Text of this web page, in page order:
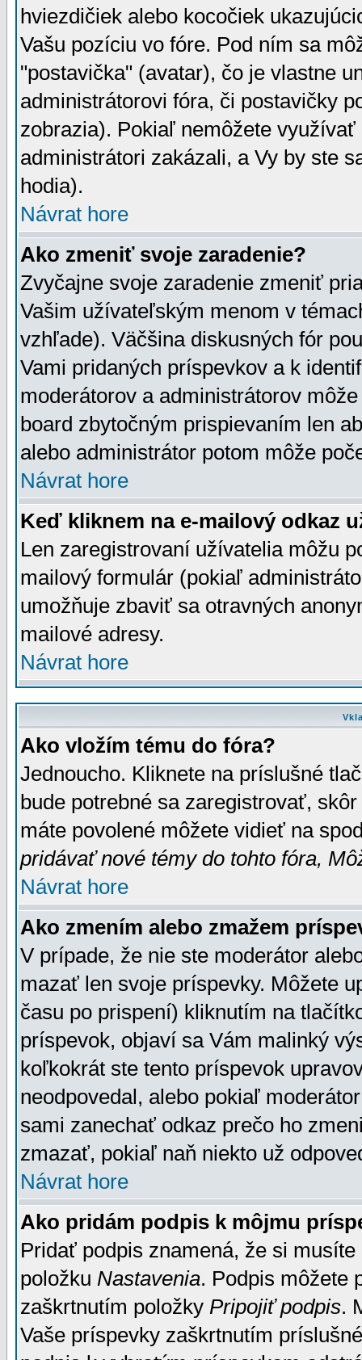
hviezdičiek alebo kocočiek
Vašu pozíciu vo fóre. Pod ním sa
"postavička" (avatar), čo je vlastne
administrátorovi fóra, či postavičky
zobrazia). Pokiaľ nemôžete
administrátori zakázali, a Vy by ste
hodia).
Návrat hore
Ako zmeniť svoje zaradenie?
Zvyčajne svoje zaradenie zmeniť
Vašim užívateľským menom v
vzhľade). Väčšina diskusných fór
Vami pridaných príspevkov a k
moderátorov a administrátorov
board zbytočným prispievaním len
alebo administrátor potom môže
Návrat hore
Keď kliknem na e-mailový odkaz
Len zaregistrovaní užívatelia môžu
mailový formulár (pokiaľ
umožňuje zbaviť sa otravných
mailové adresy.
Návrat hore
Ako vložím tému do fóra?
Jednoucho. Kliknete na príslušné
bude potrebné sa zaregistrovať,
máte povolené môžete vidieť na
pridávať nové témy do tohto fóra,
Návrat hore
Ako zmením alebo zmažem
V prípade, že nie ste moderátor
mazať len svoje príspevky. Môžete
času po prispení) kliknutím na
príspevok, objaví sa Vám malinký
koľkokrát ste tento príspevok
neodpovedal, alebo pokiaľ
sami zanechať odkaz prečo ho
zmazať, pokiaľ naň niekto už
Návrat hore
Ako pridám podpis k môjmu
Pridať podpis znamená, že si
položku Nastavenia. Podpis môžete
zaškrtnutím položky Pripojiť podpis.
Vaše príspevky zaškrtnutím